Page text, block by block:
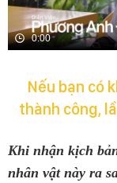
0:00
Nếu bạn có
thành công,
Khi nhận kịch
nhân vật này ra